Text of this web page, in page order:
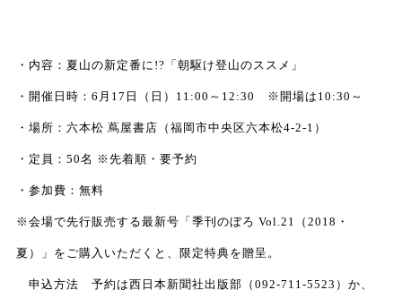
・内容：夏山の新定番に!?「朝駆け登山のススメ」
・開催日時：6月17日（日）11:00～12:30 ※開場は10:30～
・場所：六本松 蔦屋書店（福岡市中央区六本松4-2-1）
・定員：50名 ※先着順・要予約
・参加費：無料
※会場で先行販売する最新号「季刊のぼろ Vol.21（2018・
夏）」をご購入いただくと、限定特典を贈呈。
申込方法 予約は西日本新聞社出版部（092-711-5523）か、